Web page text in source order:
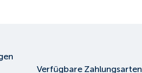
Verfügbare Zahlungsarten